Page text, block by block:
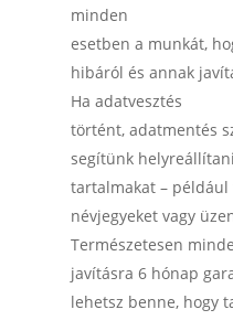
minden
esetben a munkát,
hibáról és annak
Ha adatvesztés
történt, adatmentés
segítünk
tartalmakat – például
névjegyeket vagy
Természetesen
javításra 6 hónap
lehetsz benne, hogy